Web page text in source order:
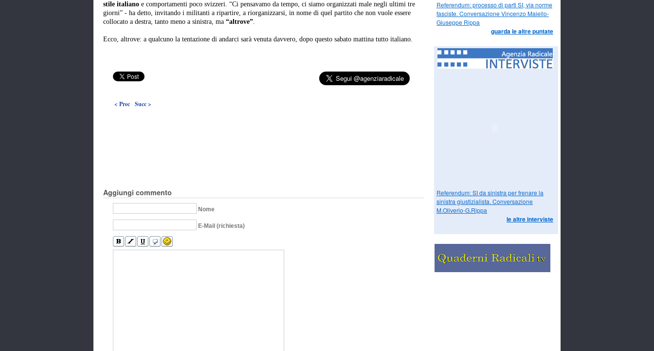
stile italiano e comportamenti poco svizzeri. “Ci pensavamo da tempo, ci siamo organizzati male negli ultimi tre
giorni” - ha detto, invitando i militanti a ripartire, a riorganizzarsi, in nome di quel partito che non vuole essere
collocato a destra, tanto meno a sinistra, ma “altrove”.
Ecco, altrove: a qualcuno la tentazione di andarci sarà venuta davvero, dopo questo sabato mattina tutto italiano.
< Prec Succ >
Aggiungi commento
Nome
E-Mail (richiesta)
Referendum: processo di parti SI, via norme
fasciste. Conversazione Vincenzo Maiello-
Giuseppe Rippa
guarda le altre puntate
Referendum: SI da sinistra per frenare la
sinistra giustizialista. Conversazione
M.Oliverio-G.Rippa
le altre interviste